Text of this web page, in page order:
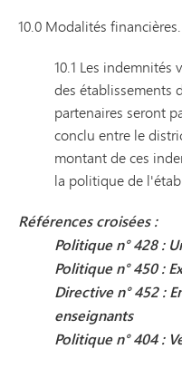
10.0 Modalités financières.
10.1 Les indemnités
des établissements
partenaires seront
conclu entre le
montant de ces
la politique de
Références croisées :
Politique n° 428 :
Politique n° 450 :
Directive n° 452 :
enseignants
Politique n° 404 :